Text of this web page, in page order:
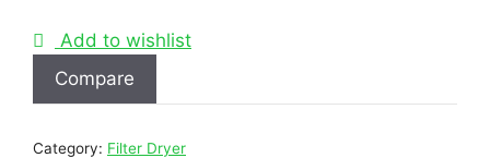
Add to wishlist
Compare
Category: Filter Dryer